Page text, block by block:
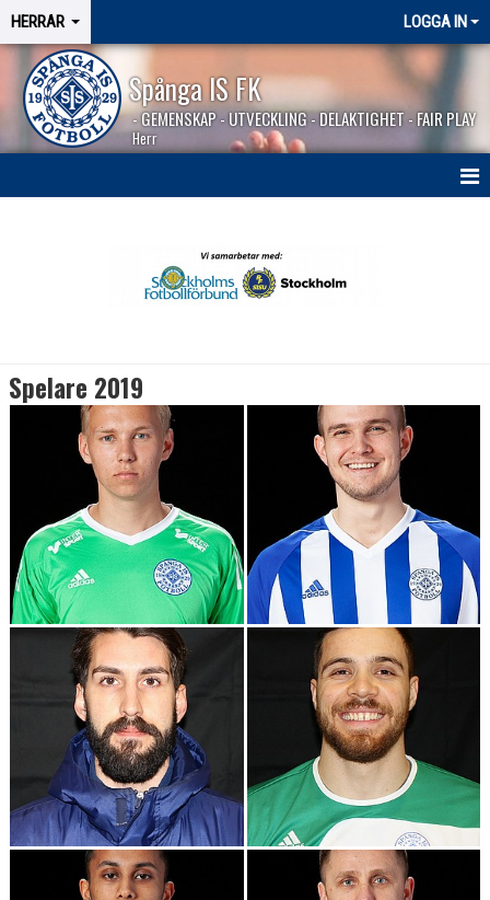
HERRAR LOGGA IN
Spånga IS FK
- GEMENSKAP - UTVECKLING - DELAKTIGHET - FAIR PLAY
Herr
MATCHER
BILDGALLERI
2023
2022
2019
2018
2017
ARKIV 2024-23
Spelare 2019